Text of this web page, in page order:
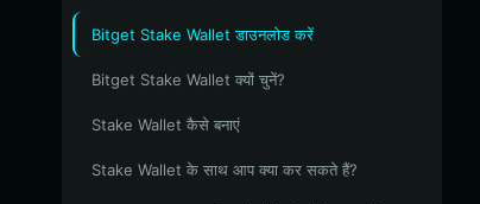
Bitget Stake Wallet डाउनलोड करें
Bitget Stake Wallet क्यों चुनें?
Stake Wallet कैसे बनाएं
Stake Wallet के साथ आप क्या कर सकते हैं?